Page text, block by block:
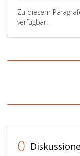
Zu diesem
verfügbar.
0